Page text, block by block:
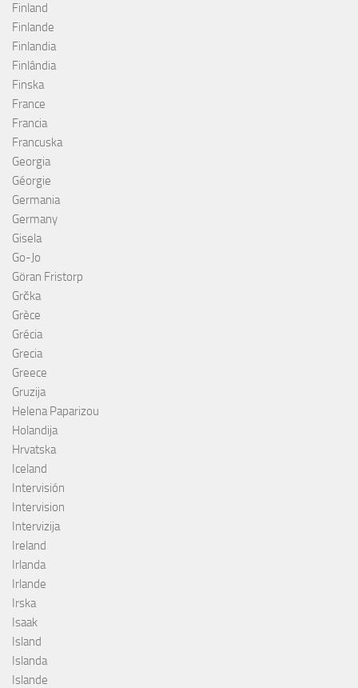
Finland
Finlande
Finlandia
Finlândia
Finska
France
Francia
Francuska
Georgia
Géorgie
Germania
Germany
Gisela
Go-Jo
Göran Fristorp
Grčka
Grèce
Grécia
Grecia
Greece
Gruzija
Helena Paparizou
Holandija
Hrvatska
Iceland
Intervisión
Intervision
Intervizija
Ireland
Irlanda
Irlande
Irska
Isaak
Island
Islanda
Islande